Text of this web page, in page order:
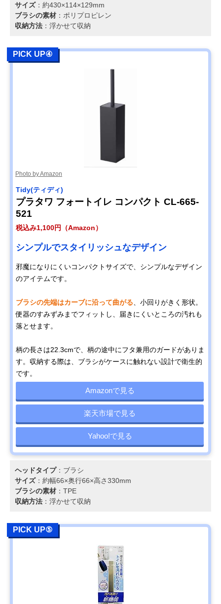
サイズ：約430×114×129mm
ブラシの素材 ：ポリプロピレン
収納方法 ：浮かせて収納
PICK UP④
Photo by Amazon
‎Tidy(ティディ)
プラタワ フォートイレ コンパクト CL-665-
521
税込み1,100円（Amazon）
シンプルでスタイリッシュなデザイン
邪魔になりにくいコンパクトサイズで、シンプルなデザイン
のアイテムです。
ブラシの先端はカーブに沿って曲がる、小回りがきく形状。
便器のすみずみまでフィットし、届きにくいところの汚れも
落とせます。
柄の長さは22.3cmで、柄の途中にフタ兼用のガードがありま
す。収納する際は、ブラシがケースに触れない設計で衛生的
です。
Amazonで見る
楽天市場で見る
Yahoo!で見る
ヘッドタイプ：ブラシ
サイズ：約幅66×奥行66×高さ330mm
ブラシの素材 ：TPE
収納方法 ：浮かせて収納
PICK UP⑤